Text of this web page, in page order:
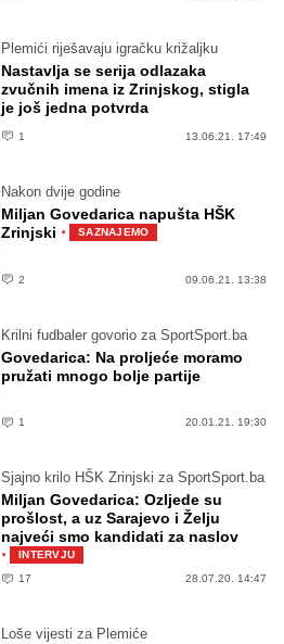
Plemići riješavaju igračku križaljku
Nastavlja se serija odlazaka
zvučnih imena iz Zrinjskog, stigla
je još jedna potvrda
1 13.06.21. 17:49
Nakon dvije godine
Miljan Govedarica napušta HŠK
Zrinjski · SAZNAJEMO
2 09.06.21. 13:38
Krilni fudbaler govorio za SportSport.ba
Govedarica: Na proljeće moramo
pružati mnogo bolje partije
1 20.01.21. 19:30
Sjajno krilo HŠK Zrinjski za SportSport.ba
Miljan Govedarica: Ozljede su
prošlost, a uz Sarajevo i Želju
najveći smo kandidati za naslov
·
INTERVJU
17
28.07.20. 14:47
Loše vijesti za Plemiće